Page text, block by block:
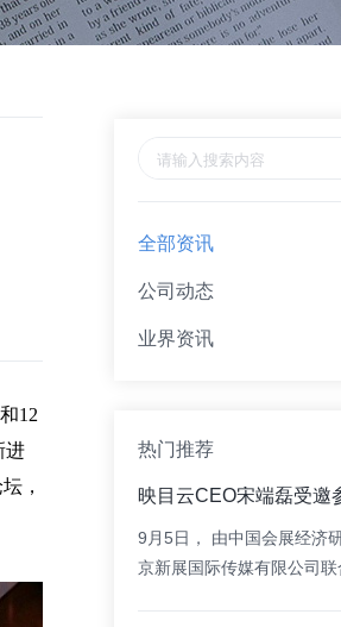
12
进
，
全部资讯
公司动态
业界资讯
热门推荐
9月5日， 由中国会展经济
京新展国际传媒有限公司联